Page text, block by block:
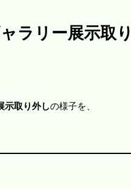
ラリー展示取
示取り外しの様子を、